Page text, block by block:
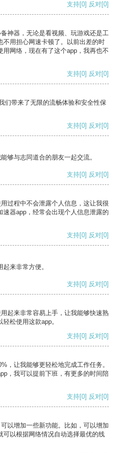
支持[0] 反对[0]
神器，无论是看视频、玩游戏还是工
不用担心网速卡顿了。以前出差的时
网络，现在有了这个app，我再也不
支持[0] 反对[0]
们带来了无限的流畅体验和安全性保
支持[0] 反对[0]
够与志同道合的朋友一起交流。
支持[0] 反对[0]
过程中不会泄露个人信息，这让我很
器app，经常会出现个人信息泄露的
支持[0] 反对[0]
来非常方便。
支持[0] 反对[0]
起来非常容易上手，让我能够快速熟
松使用这款app。
支持[0] 反对[0]
，让我能够更轻松地完成工作任务。
，我可以提前下班，有更多的时间陪
支持[0] 反对[0]
以增加一些新功能。比如，可以增加
可以根据网络情况自动选择最优的线